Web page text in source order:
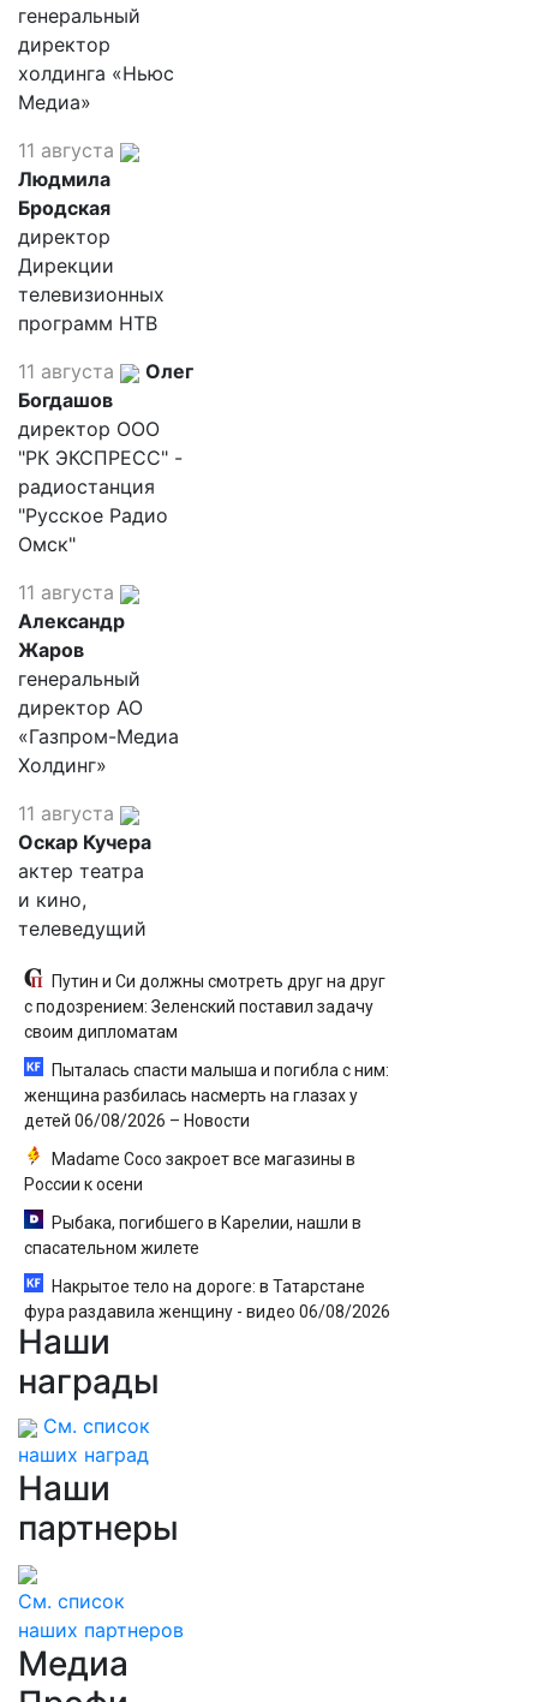
генеральный
директор
холдинга «Ньюс
Медиа»
11 августа
Людмила
Бродская
директор
Дирекции
телевизионных
программ НТВ
11 августа
Олег
Богдашов
директор ООО
"РК ЭКСПРЕСС" -
радиостанция
"Русское Радио
Омск"
11 августа
Александр
Жаров
генеральный
директор АО
«Газпром-Медиа
Холдинг»
11 августа
Оскар Кучера
актер театра
и кино,
телеведущий
Путин и Си должны смотреть друг на друг
с подозрением: Зеленский поставил задачу
своим дипломатам
Пыталась спасти малыша и погибла с ним:
женщина разбилась насмерть на глазах у
детей 06/08/2026 – Новости
Madame Coco закроет все магазины в
России к осени
Рыбака, погибшего в Карелии, нашли в
спасательном жилете
Накрытое тело на дороге: в Татарстане
фура раздавила женщину - видео 06/08/2026
– Новости
Наши
награды
См. список
наших наград
Наши
партнеры
См. список
наших партнеров
Медиа